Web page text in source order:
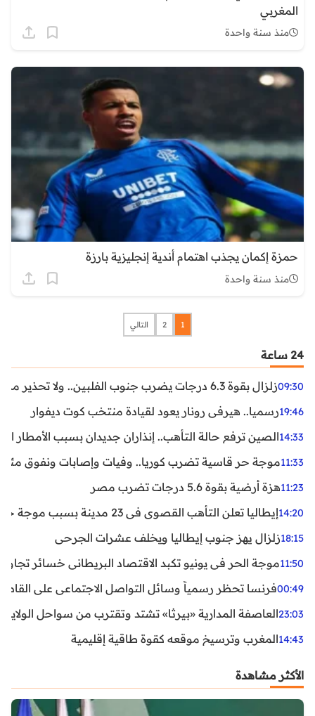
المغربي
منذ سنة واحدة
حمزة إكمان يجذب اهتمام أندية إنجليزية بارزة
منذ سنة واحدة
1
2 التالي
24 ساعة
09:30زلزال بقوة 6.3 درجات يضرب جنوب الفلبين.. ولا تحذير من تسونامي حتى الآن
19:46رسميا.. هيرفي رونار يعود لقيادة منتخب كوت ديفوار
14:33الصين ترفع حالة التأهب.. إنذاران جديدان بسبب الأمطار
11:33موجة حر قاسية تضرب كوريا.. وفيات وإصابات ونفوق مئات
11:23هزة أرضية بقوة 5.6 درجات تضرب مصر
14:20إيطاليا تعلن التأهب القصوى في 23 مدينة بسبب موجة حر شديدة
18:15زلزال يهز جنوب إيطاليا ويخلف عشرات الجرحى
11:50موجة الحر في يونيو تكبد الاقتصاد البريطاني خسائر تجاوزت 1.5 مليار
00:49فرنسا تحظر رسمياً وسائل التواصل الاجتماعي على القاصرين
23:03العاصفة المدارية «بيرثا» تشتد وتقترب من سواحل
14:43المغرب وترسيخ موقعه كقوة طاقية إقليمية
الأكثر مشاهدة